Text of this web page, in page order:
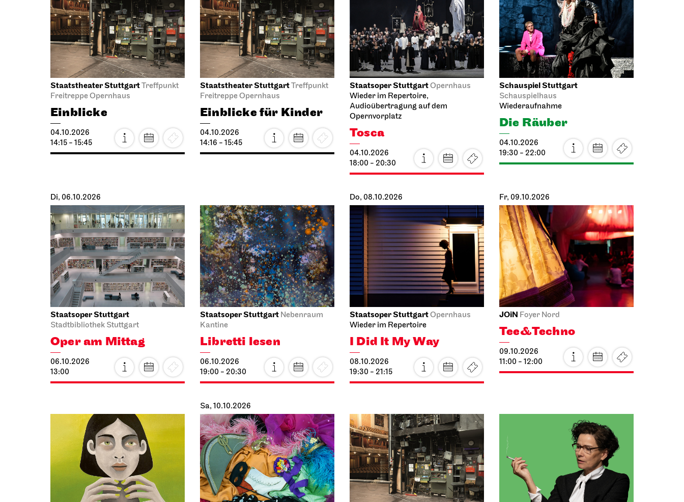
Staatstheater StuttgartTreffpunkt
Freitreppe Opernhaus
Einblicke
04.10.2026
14:15 - 15:45
Staatstheater StuttgartTreffpunkt
Freitreppe Opernhaus
Einblicke für Kinder
04.10.2026
14:16 - 15:45
Staatsoper StuttgartOpernhaus
Wieder im Repertoire,
Audioübertragung auf dem
Opernvorplatz
Tosca
04.10.2026
18:00 - 20:30
Schauspiel Stuttgart
Schauspielhaus
Wiederaufnahme
Die Räuber
04.10.2026
19:30 - 22:00
Di, 06.10.2026
Staatsoper Stuttgart
Stadtbibliothek Stuttgart
Oper am Mittag
06.10.2026
13:00
Staatsoper Stuttgart Nebenraum
Kantine
Libretti lesen
06.10.2026
19:00 - 20:30
Do, 08.10.2026
Staatsoper StuttgartOpernhaus
Wieder im Repertoire
I Did It My Way
08.10.2026
19:30 - 21:15
Fr, 09.10.2026
JOiN Foyer Nord
Tee&Techno
09.10.2026
11:00 - 12:00
Sa, 10.10.2026